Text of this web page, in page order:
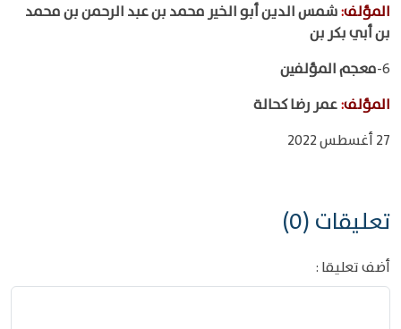
المؤلف:شمس الدين أبو الخير محمد بن عبد الرحمن بن محمد
بن أبي بكر بن
6- معجم المؤلفين
المؤلف:عمر رضا كحالة
27 أغسطس 2022
تعليقات (0)
أضف تعليقا :